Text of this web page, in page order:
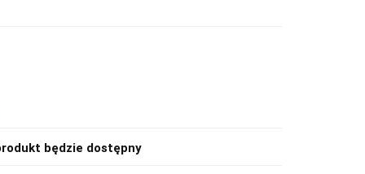
będzie dostępny